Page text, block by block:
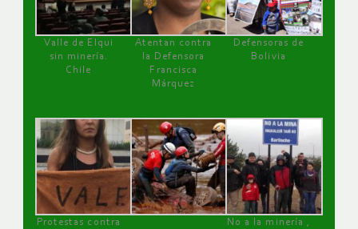
Valle de Elqui
sin minería.
Chile
Atentan contra
la Defensora
Francisca
Márquez
Defensoras de
Bolivia
Protestas contra
No a la minería ,